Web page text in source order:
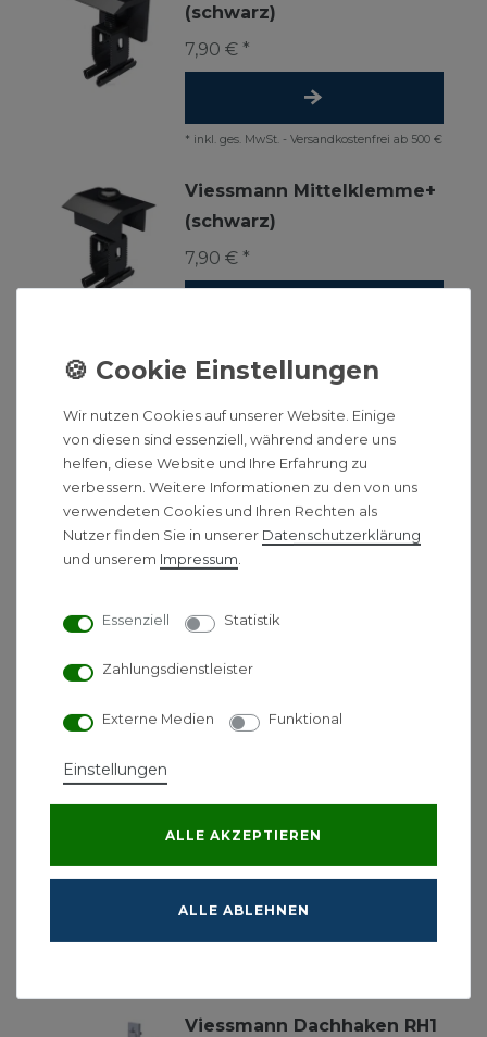
(schwarz)
7,90 € *
* inkl. ges. MwSt. - Versandkostenfrei ab 500 €
Viessmann Mittelklemme+
(schwarz)
7,90 € *
Schienenverbinder 41 x 35
8,90 € *
*inkl. ges. MwSt.
Schienenverbinder 50 x 37
8,90 € *
Erdungsklemme
9,90 € *
Viessmann Dachhaken RH1
Wir nutzen Cookies auf unserer Website. Einige
von diesen sind essenziell, während andere uns
helfen, diese Website und Ihre Erfahrung zu
verbessern. Weitere Informationen zu den von uns
verwendeten Cookies und Ihren Rechten als
Nutzer finden Sie in unserer Daten­schutz­erklärung
und unserem Impressum
Essenziell Statistik
Zahlungsdienstleister
Externe Medien Funktional
Einstellungen
ALLE AKZEPTIEREN
ALLE ABLEHNEN